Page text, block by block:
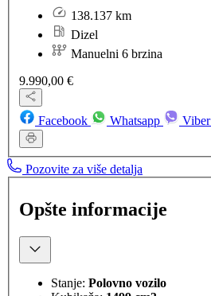
138.137 km
Dizel
Manuelni 6 brzina
9.990,00 €
Facebook Whatsapp Viber
Pozovite za više detalja
Opšte informacije
Stanje: Polovno vozilo